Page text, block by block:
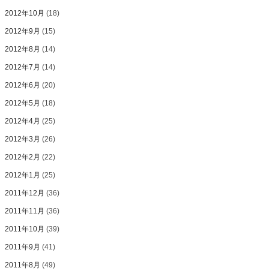
2012年10月 (18)
2012年9月 (15)
2012年8月 (14)
2012年7月 (14)
2012年6月 (20)
2012年5月 (18)
2012年4月 (25)
2012年3月 (26)
2012年2月 (22)
2012年1月 (25)
2011年12月 (36)
2011年11月 (36)
2011年10月 (39)
2011年9月 (41)
2011年8月 (49)